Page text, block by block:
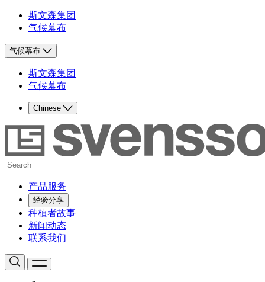
斯文森集团
气候幕布
气候幕布
斯文森集团
气候幕布
Chinese
产品服务
经验分享
种植者故事
新闻动态
联系我们